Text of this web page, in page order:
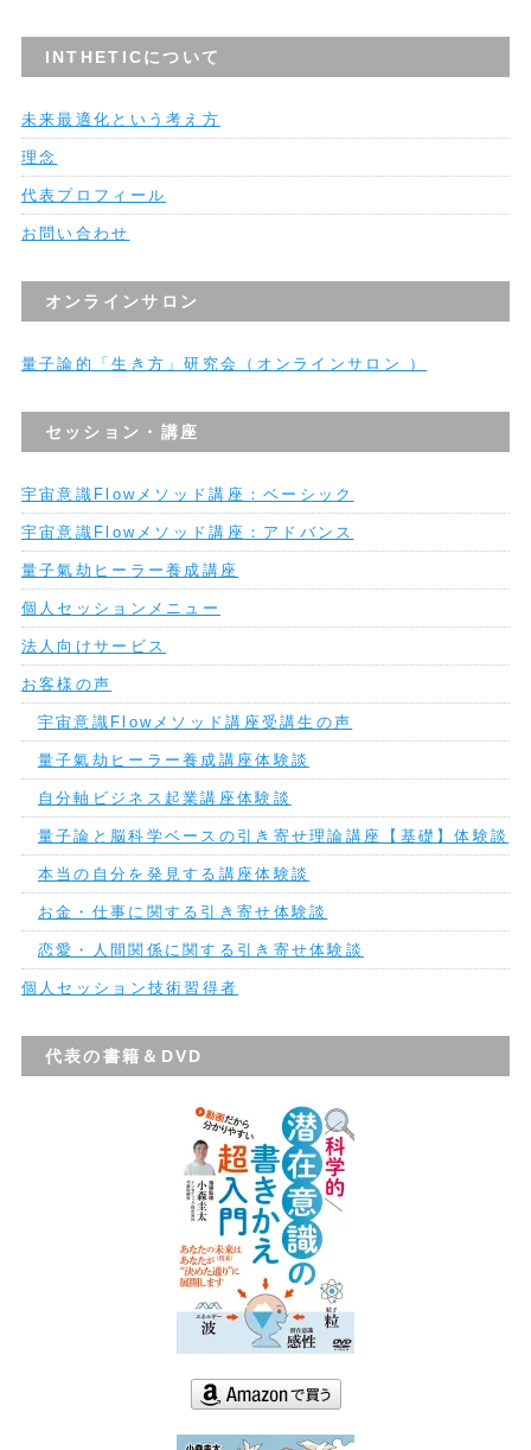
INTHETICについて
未来最適化という考え方
理念
代表プロフィール
お問い合わせ
オンラインサロン
量子論的「生き方」研究会（オンラインサロン ）
セッション・講座
宇宙意識Flowメソッド講座：ベーシック
宇宙意識Flowメソッド講座：アドバンス
量子氣劫ヒーラー養成講座
個人セッションメニュー
法人向けサービス
お客様の声
宇宙意識Flowメソッド講座受講生の声
量子氣劫ヒーラー養成講座体験談
自分軸ビジネス起業講座体験談
量子論と脳科学ベースの引き寄せ理論講座【基礎】体験談
本当の自分を発見する講座体験談
お金・仕事に関する引き寄せ体験談
恋愛・人間関係に関する引き寄せ体験談
個人セッション技術習得者
代表の書籍＆DVD